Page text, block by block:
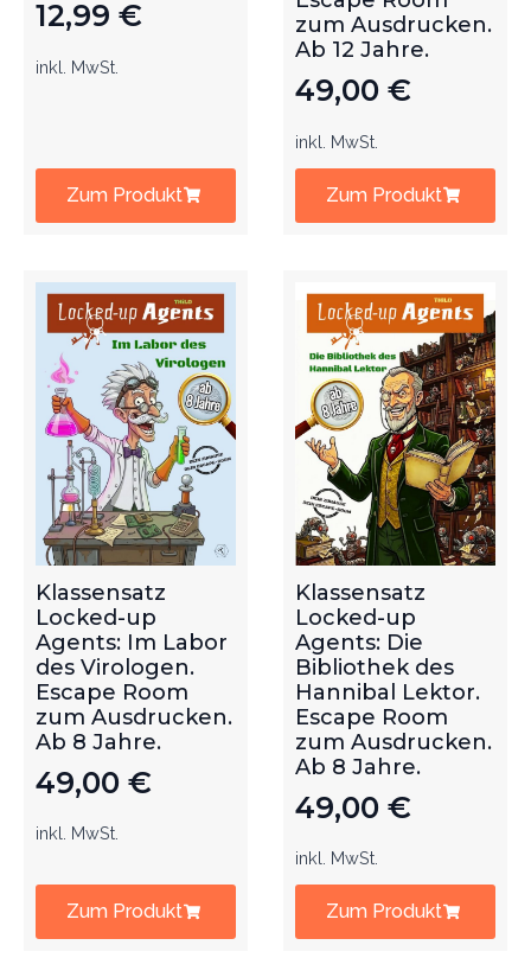
12,99 €
inkl. MwSt.
Zum Produkt
zum Ausdrucken.
Ab 12 Jahre.
49,00 €
inkl. MwSt.
Zum Produkt
Klassensatz
Locked-up
Agents: Im Labor
des Virologen.
Escape Room
zum Ausdrucken.
Ab 8 Jahre.
49,00 €
inkl. MwSt.
Zum Produkt
Klassensatz
Locked-up
Agents: Die
Bibliothek des
Hannibal Lektor.
Escape Room
zum Ausdrucken.
Ab 8 Jahre.
49,00 €
inkl. MwSt.
Zum Produkt